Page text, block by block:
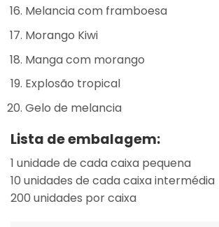
Melancia com framboesa
Morango Kiwi
Manga com morango
Explosão tropical
Gelo de melancia
Lista de embalagem:
1 unidade de cada caixa pequena
10 unidades de cada caixa intermédia
200 unidades por caixa